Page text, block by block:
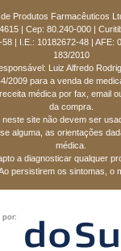
Produtos Farmacêuticos
4615 | Cep: 80.240-000 |
| I.E.: 10182672-48 | AFE:
183/2010
Luiz Alfredo
2009 para a venda de
médica por fax, email
da compra.
site não devem ser
alguma, as orientações
médica.
a diagnosticar qualquer
persistirem os sintomas, o
por: